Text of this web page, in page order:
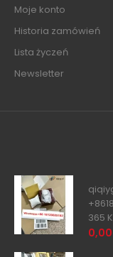
Moje konto
Historia zamówień
Lista życzeń
Newsletter
365